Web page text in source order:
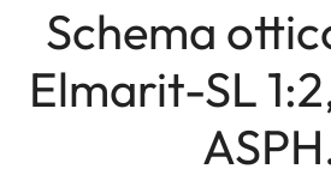
Schema
Elmarit-SL